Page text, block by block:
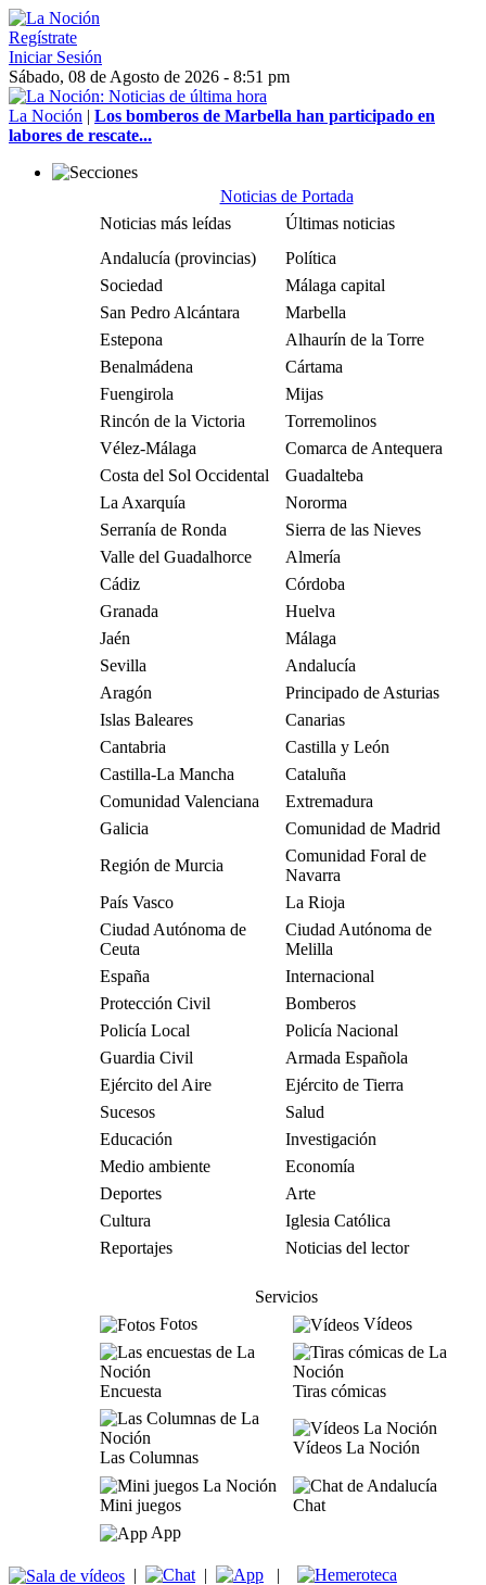
Regístrate
Iniciar Sesión
Sábado, 08 de Agosto de 2026 - 8:51 pm
La Noción | Los bomberos de Marbella han participado en
labores de rescate...
Noticias de Portada
Noticias más leídas
Últimas noticias
Andalucía (provincias)
Política
Sociedad
Málaga capital
San Pedro Alcántara
Marbella
Estepona
Alhaurín de la Torre
Benalmádena
Cártama
Fuengirola
Mijas
Rincón de la Victoria
Torremolinos
Vélez-Málaga
Comarca de Antequera
Costa del Sol Occidental
Guadalteba
La Axarquía
Nororma
Serranía de Ronda
Sierra de las Nieves
Valle del Guadalhorce
Almería
Cádiz
Córdoba
Granada
Huelva
Jaén
Málaga
Sevilla
Andalucía
Aragón
Principado de Asturias
Islas Baleares
Canarias
Cantabria
Castilla y León
Castilla-La Mancha
Cataluña
Comunidad Valenciana
Extremadura
Galicia
Comunidad de Madrid
Región de Murcia
Comunidad Foral de
Navarra
País Vasco
La Rioja
Ciudad Autónoma de
Ceuta
Ciudad Autónoma de
Melilla
España
Internacional
Protección Civil
Bomberos
Policía Local
Policía Nacional
Guardia Civil
Armada Española
Ejército del Aire
Ejército de Tierra
Sucesos
Salud
Educación
Investigación
Medio ambiente
Economía
Deportes
Arte
Cultura
Iglesia Católica
Reportajes
Noticias del lector
Servicios
Fotos
Vídeos
Encuesta Tiras cómicas
Las Columnas
Vídeos La Noción
Mini juegos
Chat
App
| | |